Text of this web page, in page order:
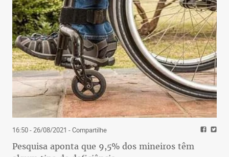
16:50 - 26/08/2021 - Compartilhe
Pesquisa aponta que 9,5% dos mineiros têm